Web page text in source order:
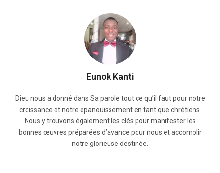
Eunok Kanti
Dieu nous a donné dans Sa parole tout ce qu’il faut pour notre
croissance et notre épanouissement en tant que chrétiens.
Nous y trouvons également les clés pour manifester les
bonnes œuvres préparées d’avance pour nous et accomplir
notre glorieuse destinée.